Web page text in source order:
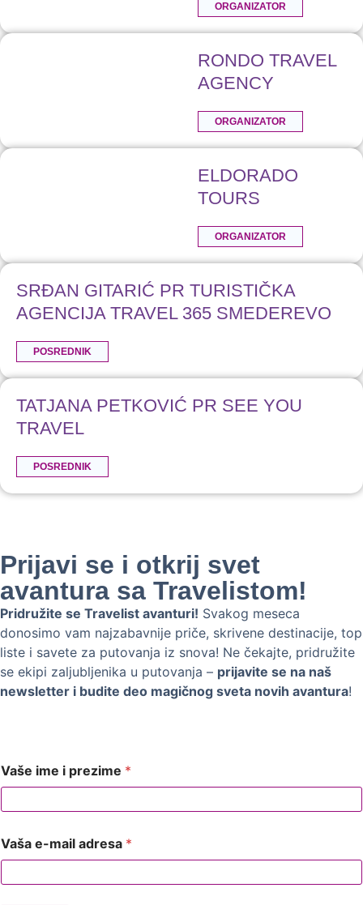
ORGANIZATOR
RONDO TRAVEL
AGENCY
ORGANIZATOR
ELDORADO
TOURS
ORGANIZATOR
SRĐAN GITARIĆ PR TURISTIČKA
AGENCIJA TRAVEL 365 SMEDEREVO
POSREDNIK
TATJANA PETKOVIĆ PR SEE YOU
TRAVEL
POSREDNIK
Prijavi se i otkrij svet
avantura sa Travelistom!
Pridružite se Travelist avanturi! Svakog meseca
donosimo vam najzabavnije priče, skrivene destinacije, top
liste i savete za putovanja iz snova! Ne čekajte, pridružite
se ekipi zaljubljenika u putovanja – prijavite se na naš
newsletter i budite deo magičnog sveta novih avantura!
Vaše ime i prezime *
Vaša e-mail adresa *